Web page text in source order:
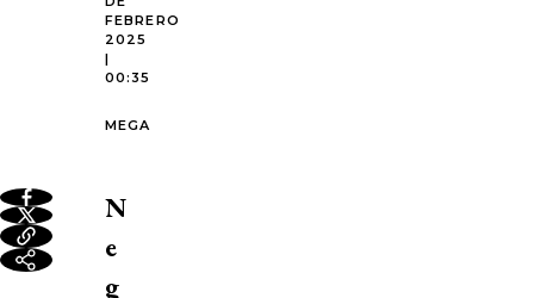
FEBRERO
2025
|
00:35
MEGA
N
e
g